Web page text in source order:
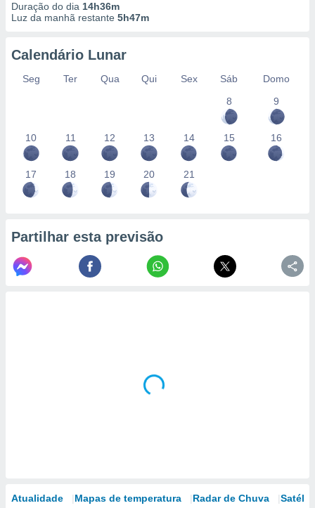
Duração do dia 14h36m
Luz da manhã restante 5h47m
Calendário Lunar
Seg Ter Qua Qui Sex Sáb
Domo
8
9
10 11 12 13 14 15 16
17 18 19 20 21
Partilhar esta previsão
Atualidade Mapas de temperatura Radar de Chuva